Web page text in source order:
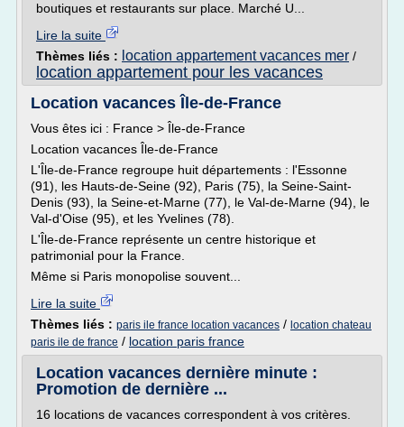
boutiques et restaurants sur place. Marché U...
Lire la suite
Thèmes liés : location appartement vacances mer /
location appartement pour les vacances
Location vacances Île-de-France
Vous êtes ici : France > Île-de-France
Location vacances Île-de-France
L'Île-de-France regroupe huit départements : l'Essonne
(91), les Hauts-de-Seine (92), Paris (75), la Seine-Saint-
Denis (93), la Seine-et-Marne (77), le Val-de-Marne (94), le
Val-d'Oise (95), et les Yvelines (78).
L'Île-de-France représente un centre historique et
patrimonial pour la France.
Même si Paris monopolise souvent...
Lire la suite
Thèmes liés : paris ile france location vacances / location chateau
paris ile de france / location paris france
Location vacances dernière minute :
Promotion de dernière ...
16 locations de vacances correspondent à vos critères.